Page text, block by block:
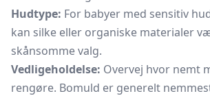
Hudtype: For babyer med sensitiv
kan silke eller organiske materialer
skånsomme valg.
Vedligeholdelse: Overvej hvor nemt
rengøre. Bomuld er generelt